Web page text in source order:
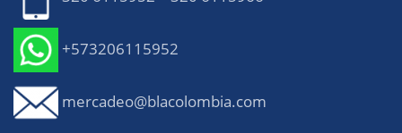
+573206115952
mercadeo@blacolombia.com